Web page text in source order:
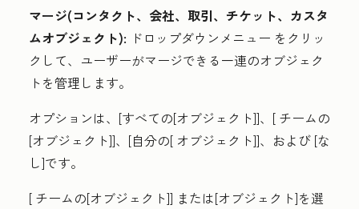
マージ(コンタクト、会社、取引、チケット、カスタ
ムオブジェクト): ドロップダウンメニュー をクリッ
クして、ユーザーがマージできる一連のオブジェク
トを管理します。
オプションは、[すべての[オブジェクト]]、[ チームの
[オブジェクト]]、[自分の[ オブジェクト]]、および [な
し]です。
[ チームの[オブジェクト]] または[オブジェクト]を選